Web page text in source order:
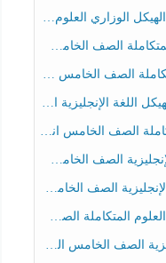
الخامس عام الفصل الثالث
انسبير الفصل الثالث
الخامس انسبير الفصل الثالث
الخامس الفصل الثالث
الخامس عام الفصل الثالث